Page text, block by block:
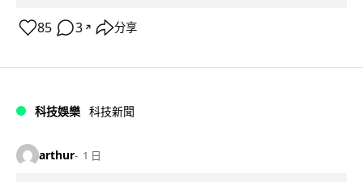
85 3 ↗ 分享
科技娛樂 科技新聞
arthur 1 日